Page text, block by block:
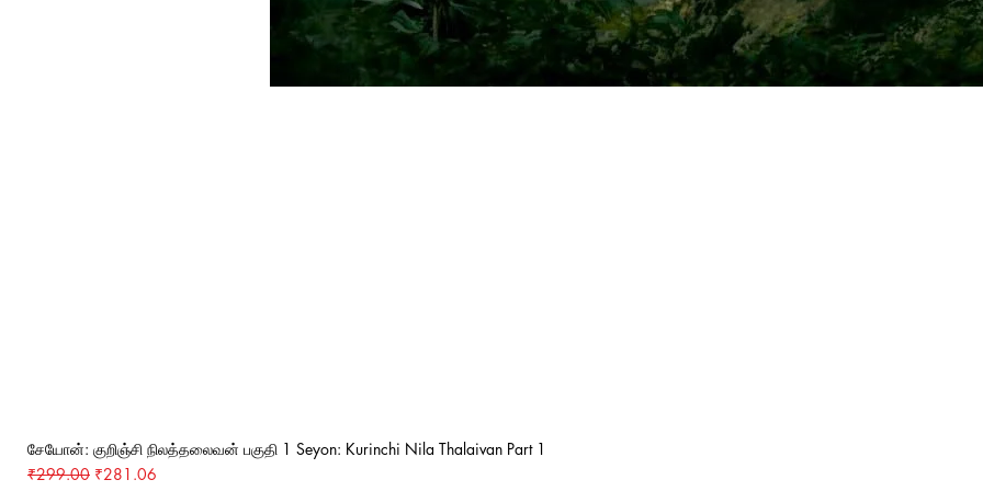
சேயோன்: குறிஞ்சி நிலத்தலைவன் பகுதி 1 Seyon: Kurinchi Nila Thalaivan Part 1
Regular Price
₹299.00 Sale Price
₹281.06